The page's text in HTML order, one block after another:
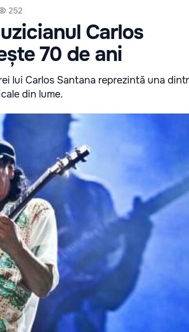
252
Carlos
70 de ani
lui Carlos Santana reprezintă una
din lume.